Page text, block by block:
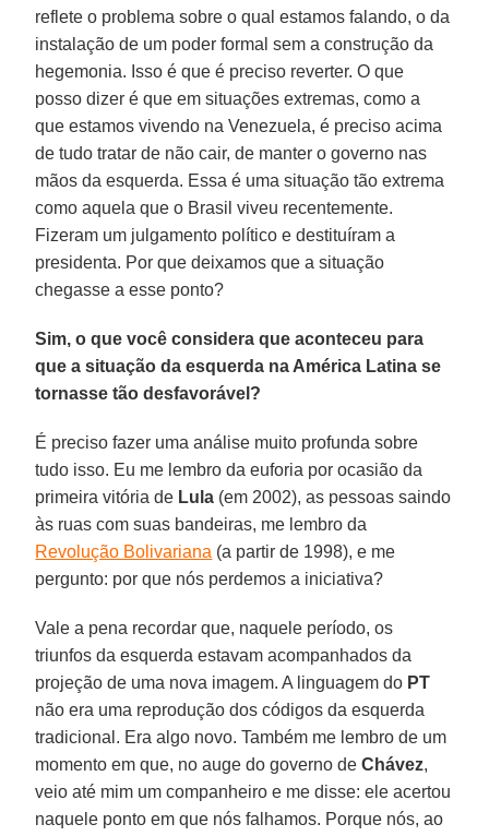
reflete o problema sobre o qual estamos falando, o da
instalação de um poder formal sem a construção da
hegemonia. Isso é que é preciso reverter. O que
posso dizer é que em situações extremas, como a
que estamos vivendo na Venezuela, é preciso acima
de tudo tratar de não cair, de manter o governo nas
mãos da esquerda. Essa é uma situação tão extrema
como aquela que o Brasil viveu recentemente.
Fizeram um julgamento político e destituíram a
presidenta. Por que deixamos que a situação
chegasse a esse ponto?
Sim, o que você considera que aconteceu para
que a situação da esquerda na América Latina se
tornasse tão desfavorável?
É preciso fazer uma análise muito profunda sobre
tudo isso. Eu me lembro da euforia por ocasião da
primeira vitória de Lula (em 2002), as pessoas saindo
às ruas com suas bandeiras, me lembro da
Revolução Bolivariana (a partir de 1998), e me
pergunto: por que nós perdemos a iniciativa?
Vale a pena recordar que, naquele período, os
triunfos da esquerda estavam acompanhados da
projeção de uma nova imagem. A linguagem do PT
não era uma reprodução dos códigos da esquerda
tradicional. Era algo novo. Também me lembro de um
momento em que, no auge do governo deChávez,
veio até mim um companheiro e me disse: ele acertou
naquele ponto em que nós falhamos. Porque nós, ao